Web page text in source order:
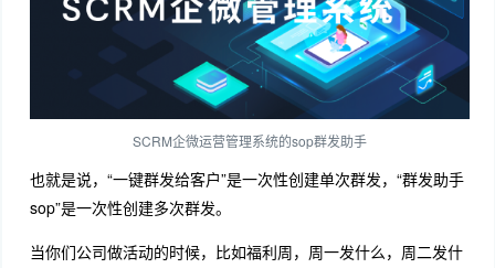
SCRM企微运营管理系统的sop群发助手
也就是说，“一键群发给客户”是一次性创建单次群发，“群发助手
sop”是一次性创建多次群发。
当你们公司做活动的时候，比如福利周，周一发什么，周二发什